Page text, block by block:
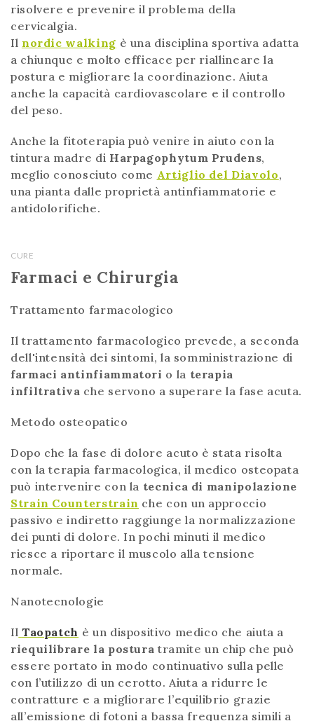
risolvere e prevenire il problema della
cervicalgia.
Il nordic walking è una disciplina sportiva adatta
a chiunque e molto efficace per riallineare la
postura e migliorare la coordinazione. Aiuta
anche la capacità cardiovascolare e il controllo
del peso.
Anche la fitoterapia può venire in aiuto con la
tintura madre di Harpagophytum Prudens,
meglio conosciuto come Artiglio del Diavolo,
una pianta dalle proprietà antinfiammatorie e
antidolorifiche.
CURE
Farmaci e Chirurgia
Trattamento farmacologico
Il trattamento farmacologico prevede, a seconda
dell'intensità dei sintomi, la somministrazione di
farmaci antinfiammatori o la terapia
infiltrativa che servono a superare la fase acuta.
Metodo osteopatico
Dopo che la fase di dolore acuto è stata risolta
con la terapia farmacologica, il medico osteopata
può intervenire con la tecnica di manipolazione
Strain Counterstrain che con un approccio
passivo e indiretto raggiunge la normalizzazione
dei punti di dolore. In pochi minuti il medico
riesce a riportare il muscolo alla tensione
normale.
Nanotecnologie
Il Taopatch è un dispositivo medico che aiuta a
riequilibrare la postura tramite un chip che può
essere portato in modo continuativo sulla pelle
con l’utilizzo di un cerotto. Aiuta a ridurre le
contratture e a migliorare l’equilibrio grazie
all’emissione di fotoni a bassa frequenza simili a